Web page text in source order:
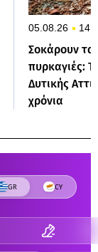
05.08.26
Σοκάρουν τα
πυρκαγιές:
Δυτικής
χρόνια